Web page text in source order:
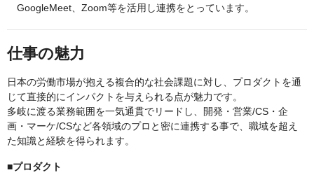
GoogleMeet、Zoom等を活用し連携をとっています。
仕事の魅力
日本の労働市場が抱える複合的な社会課題に対し、プロダクトを通
じて直接的にインパクトを与えられる点が魅力です。
多岐に渡る業務範囲を一気通貫でリードし、開発・営業/CS・企
画・マーケ/CSなど各領域のプロと密に連携する事で、職域を超え
た知識と経験を得られます。
■プロダクト